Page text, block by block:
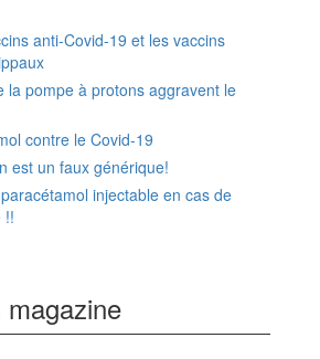
anti-Covid-19 et les vaccins
la pompe à protons aggravent le
contre le Covid-19
est un faux générique!
injectable en cas de
!!